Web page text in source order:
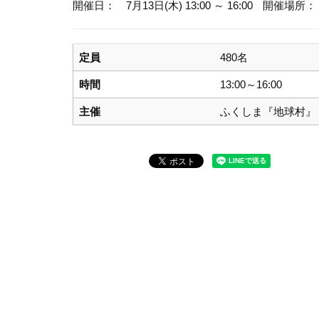
開催日： 7月13日(木) 13:00 ～ 16:00 開催場所
定員 480名
時間 13:00～16:00
主催 ふくしま『地球村』